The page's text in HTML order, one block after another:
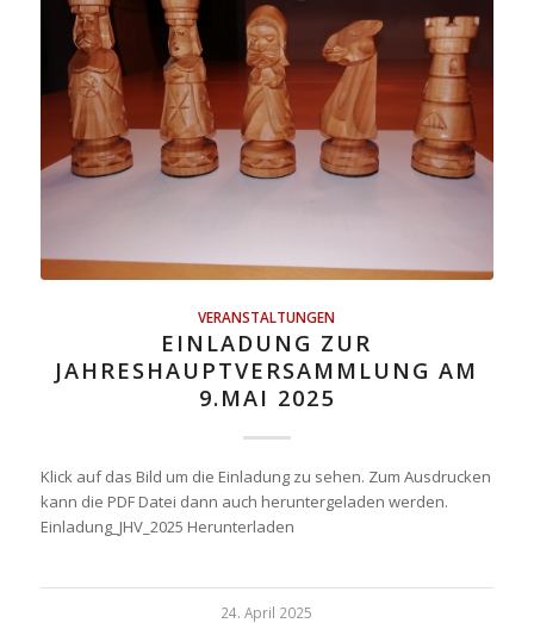
VERANSTALTUNGEN
EINLADUNG ZUR
JAHRESHAUPTVERSAMMLUNG AM
9.MAI 2025
Klick auf das Bild um die Einladung zu sehen. Zum Ausdrucken
kann die PDF Datei dann auch heruntergeladen werden.
Einladung_JHV_2025 Herunterladen
24. April 2025